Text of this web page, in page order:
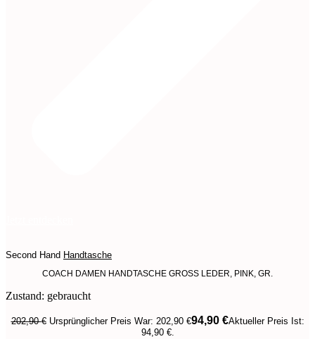
Second Hand Handtasche
COACH DAMEN HANDTASCHE GROSS LEDER, PINK, GR.
Zustand: gebraucht
202,90€ Ursprünglicher Preis War: 202,90 €94,90 €Aktueller Preis Ist:
94,90 €.